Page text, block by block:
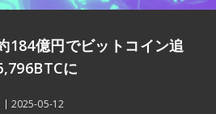
184億円でビットコイン追
に
2025-05-12